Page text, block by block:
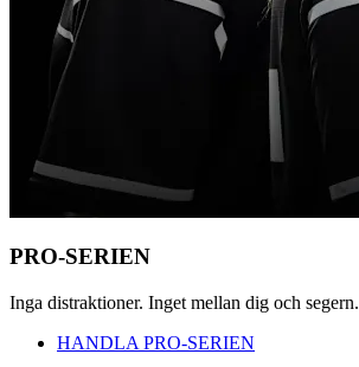
PRO-SERIEN
Inga distraktioner. Inget mellan dig och segern.
HANDLA PRO-SERIEN